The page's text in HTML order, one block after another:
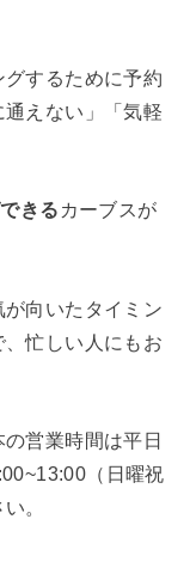
するために予約
えない」「気軽
きる カーブスが
向いたタイミン
忙しい人にもお
営業時間は平日
（日曜祝
。